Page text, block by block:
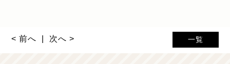
一覧
< 前へ 次へ >